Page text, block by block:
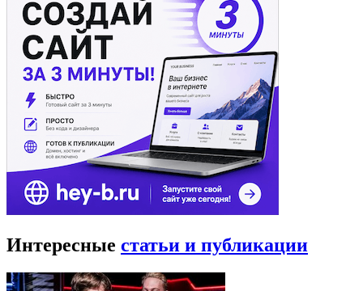
Интересные статьи и публикации